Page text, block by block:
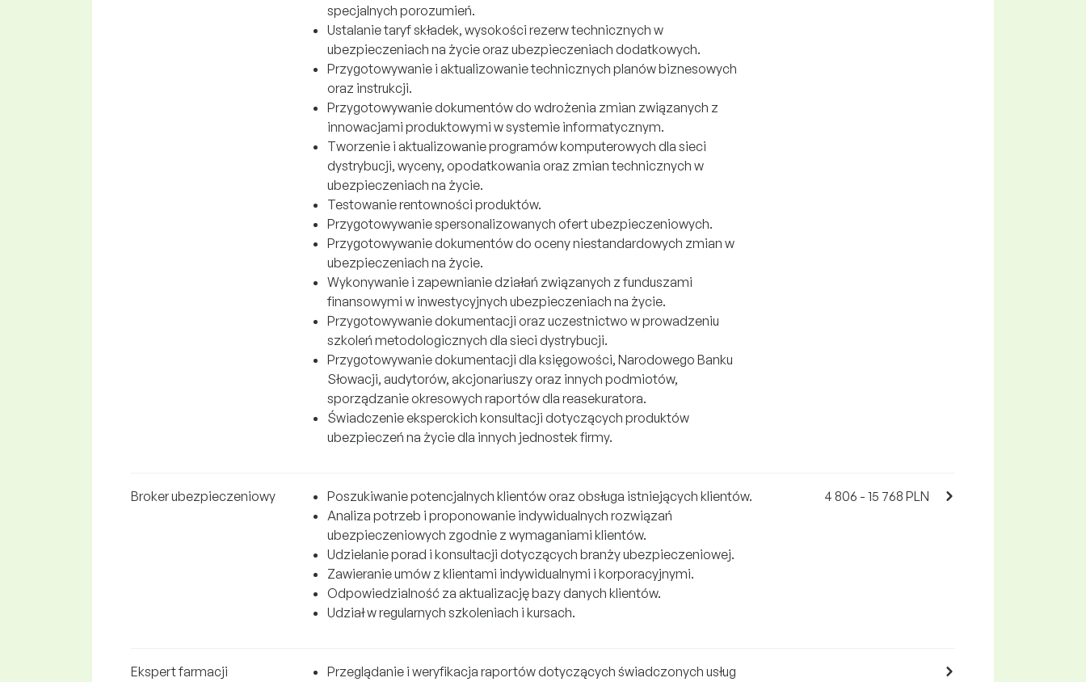
specjalnych porozumień.
Ustalanie taryf składek, wysokości rezerw technicznych w
ubezpieczeniach na życie oraz ubezpieczeniach dodatkowych.
Przygotowywanie i aktualizowanie technicznych planów biznesowych
oraz instrukcji.
Przygotowywanie dokumentów do wdrożenia zmian związanych z
innowacjami produktowymi w systemie informatycznym.
Tworzenie i aktualizowanie programów komputerowych dla sieci
dystrybucji, wyceny, opodatkowania oraz zmian technicznych w
ubezpieczeniach na życie.
Testowanie rentowności produktów.
Przygotowywanie spersonalizowanych ofert ubezpieczeniowych.
Przygotowywanie dokumentów do oceny niestandardowych zmian w
ubezpieczeniach na życie.
Wykonywanie i zapewnianie działań związanych z funduszami
finansowymi w inwestycyjnych ubezpieczeniach na życie.
Przygotowywanie dokumentacji oraz uczestnictwo w prowadzeniu
szkoleń metodologicznych dla sieci dystrybucji.
Przygotowywanie dokumentacji dla księgowości, Narodowego Banku
Słowacji, audytorów, akcjonariuszy oraz innych podmiotów,
sporządzanie okresowych raportów dla reasekuratora.
Świadczenie eksperckich konsultacji dotyczących produktów
ubezpieczeń na życie dla innych jednostek firmy.
Broker ubezpieczeniowy
Poszukiwanie potencjalnych klientów oraz obsługa istniejących klientów.
Analiza potrzeb i proponowanie indywidualnych rozwiązań
ubezpieczeniowych zgodnie z wymaganiami klientów.
Udzielanie porad i konsultacji dotyczących branży ubezpieczeniowej.
Zawieranie umów z klientami indywidualnymi i korporacyjnymi.
Odpowiedzialność za aktualizację bazy danych klientów.
Udział w regularnych szkoleniach i kursach.
4 806 - 15 768 PLN
Ekspert farmacji Przeglądanie i weryfikacja raportów dotyczących świadczonych usług